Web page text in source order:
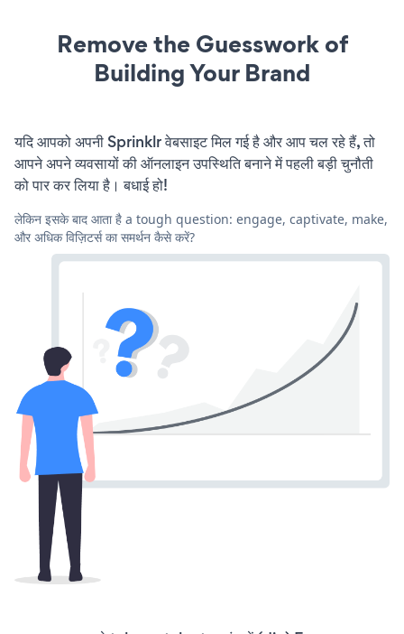
Remove the Guesswork of
Building Your Brand
यदि आपको अपनी Sprinklr वेबसाइट मिल गई है और आप चल रहे हैं, तो
आपने अपने व्यवसायों की ऑनलाइन उपस्थिति बनाने में पहली बड़ी चुनौती
को पार कर लिया है। बधाई हो!
लेकिन इसके बाद आता है a tough question: engage, captivate, make,
और अधिक विज़िटर्स का समर्थन कैसे करें?